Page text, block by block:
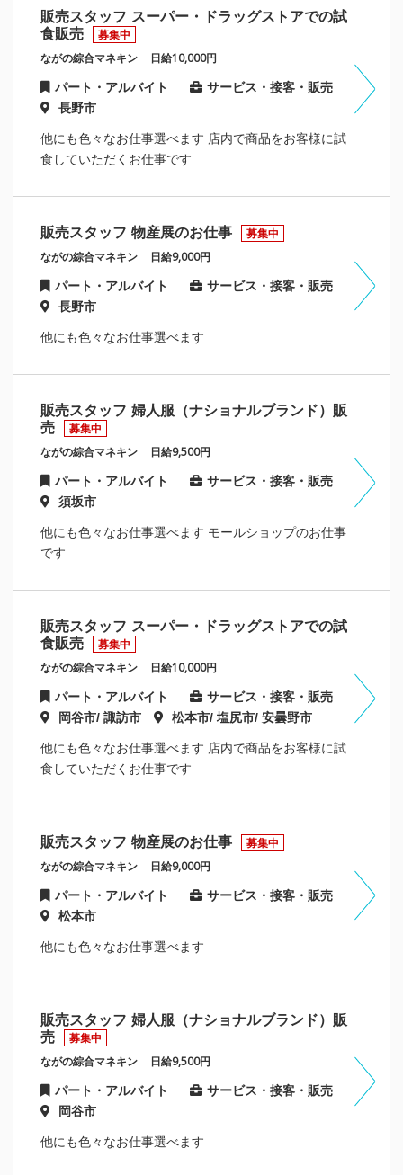
販売スタッフ スーパー・ドラッグストアでの試
食販売
募集中
ながの綜合マネキン 日給10,000円
パート・アルバイト
サービス・接客・販売
長野市
他にも色々なお仕事選べます 店内で商品をお客様に試
食していただくお仕事です
販売スタッフ 物産展のお仕事 募集中
ながの綜合マネキン 日給9,000円
パート・アルバイト
サービス・接客・販売
長野市
他にも色々なお仕事選べます
販売スタッフ 婦人服（ナショナルブランド）販
売
募集中
ながの綜合マネキン 日給9,500円
パート・アルバイト
サービス・接客・販売
須坂市
他にも色々なお仕事選べます モールショップのお仕事
です
販売スタッフ スーパー・ドラッグストアでの試
食販売
募集中
ながの綜合マネキン 日給10,000円
パート・アルバイト
サービス・接客・販売
岡谷市/ 諏訪市
松本市/ 塩尻市/ 安曇野市
他にも色々なお仕事選べます 店内で商品をお客様に試
食していただくお仕事です
販売スタッフ 物産展のお仕事 募集中
ながの綜合マネキン 日給9,000円
パート・アルバイト
サービス・接客・販売
松本市
他にも色々なお仕事選べます
販売スタッフ 婦人服（ナショナルブランド）販
売
募集中
ながの綜合マネキン 日給9,500円
パート・アルバイト
サービス・接客・販売
岡谷市
他にも色々なお仕事選べます